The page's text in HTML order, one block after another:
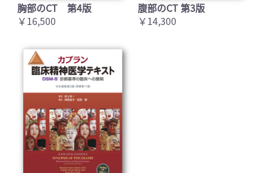
胸部のCT 第4版
￥16,500
腹部のCT 第3版
￥14,300